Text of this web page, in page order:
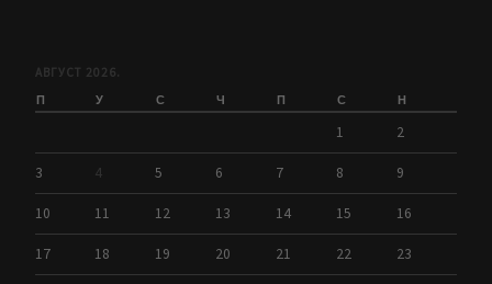
АВГУСТ 2026.
П У С Ч П С Н
1 2
3 4 5 6 7 8 9
10 11 12 13 14 15 16
17 18 19 20 21 22 23